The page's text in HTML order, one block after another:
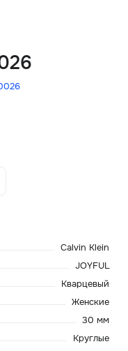
Calvin Klein
JOYFUL
Кварцевый
Женские
30 мм
Круглые